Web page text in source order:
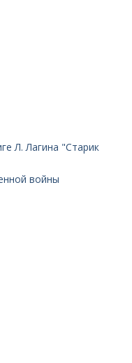
Л. Лагина "Старик
войны